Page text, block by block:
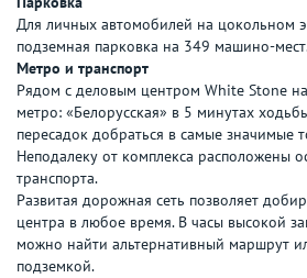
Для личных автомобилей на цокольном
подземная парковка на 349 машино-
Метро и транспорт
Рядом с деловым центром White Stone
метро: «Белорусская» в 5 минутах
пересадок добраться в самые значимые
Неподалеку от комплекса расположены
транспорта.
Развитая дорожная сеть позволяет
центра в любое время. В часы высокой
можно найти альтернативный маршрут
подземкой.